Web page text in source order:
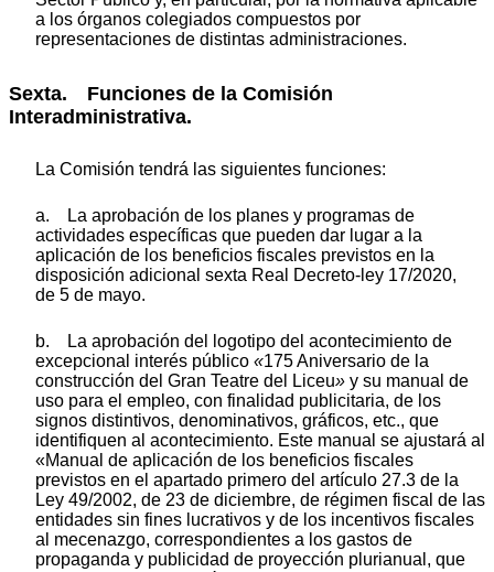
a los órganos colegiados compuestos por
representaciones de distintas administraciones.
Sexta. Funciones de la Comisión
Interadministrativa.
La Comisión tendrá las siguientes funciones:
a. La aprobación de los planes y programas de
actividades específicas que pueden dar lugar a la
aplicación de los beneficios fiscales previstos en la
disposición adicional sexta Real Decreto-ley 17/2020,
de 5 de mayo.
b. La aprobación del logotipo del acontecimiento de
excepcional interés público «175 Aniversario de la
construcción del Gran Teatre del Liceu» y su manual de
uso para el empleo, con finalidad publicitaria, de los
signos distintivos, denominativos, gráficos, etc., que
identifiquen al acontecimiento. Este manual se ajustará al
«Manual de aplicación de los beneficios fiscales
previstos en el apartado primero del artículo 27.3 de la
Ley 49/2002, de 23 de diciembre, de régimen fiscal de las
entidades sin fines lucrativos y de los incentivos fiscales
al mecenazgo, correspondientes a los gastos de
propaganda y publicidad de proyección plurianual, que